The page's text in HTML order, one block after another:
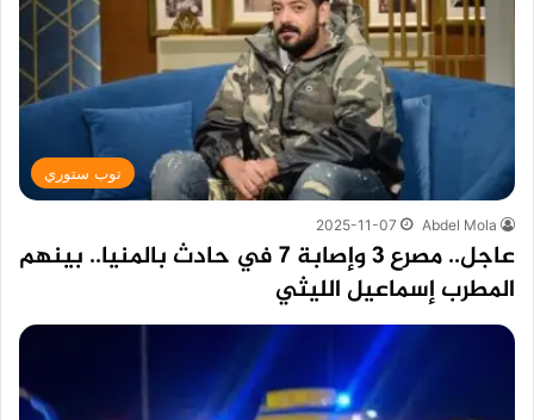
توب ستوري
Abdel Mola
2025-11-07
عاجل.. مصرع 3 وإصابة 7 في حادث بالمنيا.. بينهم
المطرب إسماعيل الليثي